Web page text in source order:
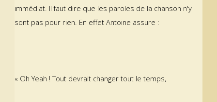
immédiat. Il faut dire que les paroles de la chanson n'y
sont pas pour rien. En effet Antoine assure :
« Oh Yeah ! Tout devrait changer tout le temps,